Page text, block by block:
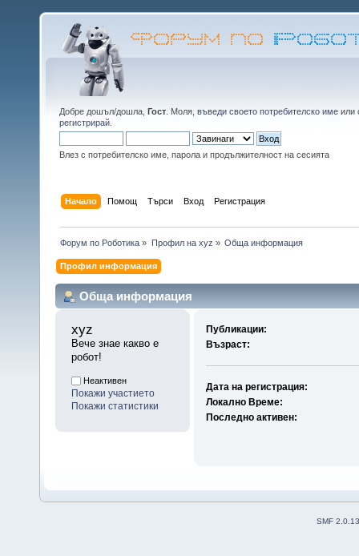
Добре дошъл/дошла, Гост . Моля, въведи своето потребителско име или
регистрирай
Влез с потребителско име, парола и продължителност на сесията
Начало Помощ Търси Вход Регистрация
Форум по Роботика » Профил на xyz » Обща информация
Профил информация
Обща информация
xyz
Вече знае какво е
робот!
Неактивен
Покажи участието
Покажи статистики
Публикации:
Възраст:
Дата на регистрация:
Локално Време:
Последно активен:
SMF 2.0.13